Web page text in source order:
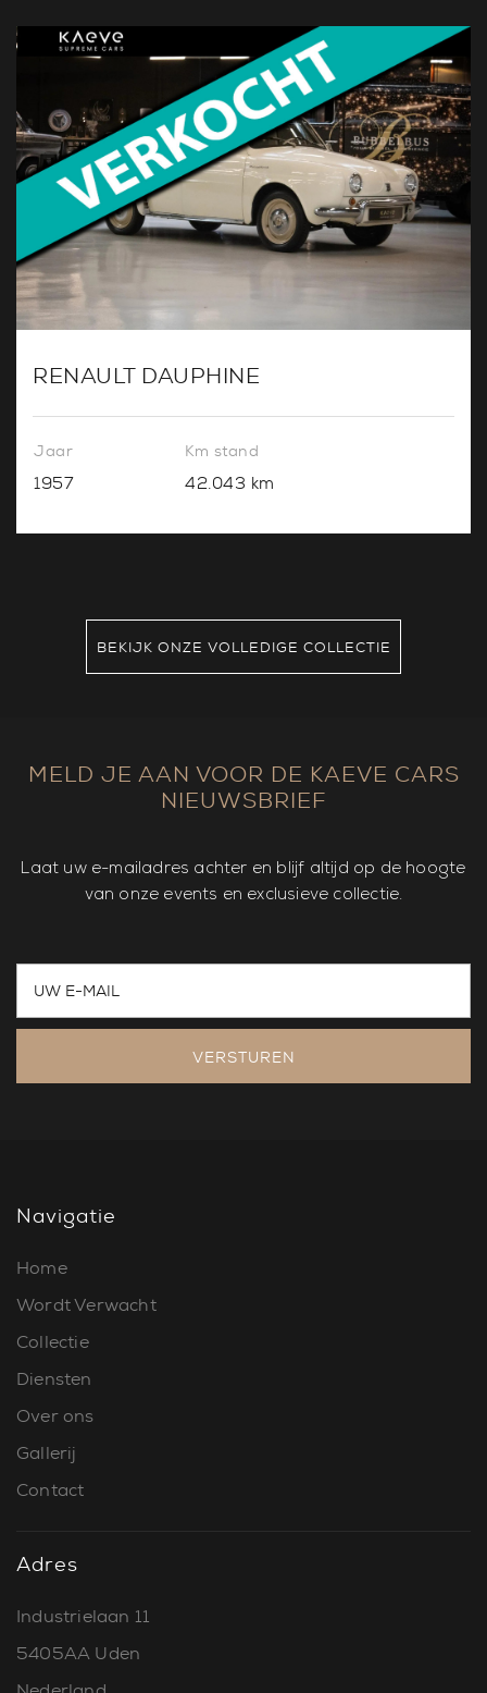
RENAULT DAUPHINE
Jaar
1957
Km stand
42.043 km
BEKIJK ONZE VOLLEDIGE COLLECTIE
MELD JE AAN VOOR DE KAEVE CARS
NIEUWSBRIEF
Laat uw e-mailadres achter en blijf altijd op de hoogte
van onze events en exclusieve collectie.
VERSTUREN
Navigatie
Home
Wordt Verwacht
Collectie
Diensten
Over ons
Gallerij
Contact
Adres
Industrielaan 11
5405AA Uden